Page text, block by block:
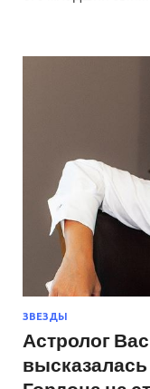
ЗВЕЗДЫ
Астролог